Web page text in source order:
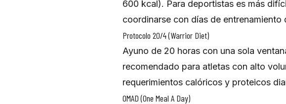
600 kcal). Para deportistas es más
coordinarse con días de entrenamiento
Protocolo 20/4 (Warrior Diet)
Ayuno de 20 horas con una sola
recomendado para atletas con alto
requerimientos calóricos y proteicos
OMAD (One Meal A Day)